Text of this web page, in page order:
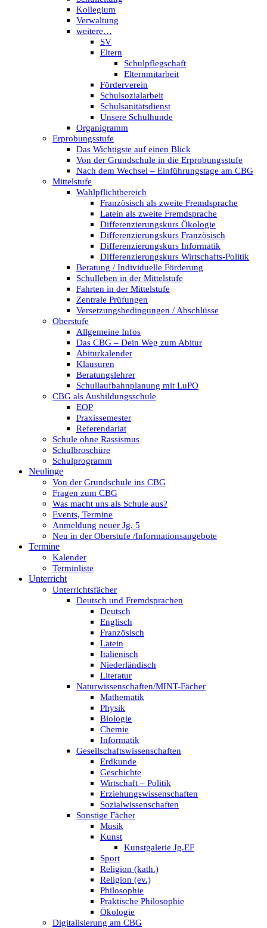
Kollegium
Verwaltung
weitere…
SV
Eltern
Schulpflegschaft
Elternmitarbeit
Förderverein
Schulsozialarbeit
Schulsanitätsdienst
Unsere Schulhunde
Organigramm
Erprobungsstufe
Das Wichtigste auf einen Blick
Von der Grundschule in die Erprobungsstufe
Nach dem Wechsel – Einführungstage am CBG
Mittelstufe
Wahlpflichtbereich
Französisch als zweite Fremdsprache
Latein als zweite Fremdsprache
Differenzierungskurs Ökologie
Differenzierungskurs Französisch
Differenzierungskurs Informatik
Differenzierungskurs Wirtschafts-Politik
Beratung / Individuelle Förderung
Schulleben in der Mittelstufe
Fahrten in der Mittelstufe
Zentrale Prüfungen
Versetzungsbedingungen / Abschlüsse
Oberstufe
Allgemeine Infos
Das CBG – Dein Weg zum Abitur
Abiturkalender
Klausuren
Beratungslehrer
Schullaufbahnplanung mit LuPO
CBG als Ausbildungsschule
EOP
Praxissemester
Referendariat
Schule ohne Rassismus
Schulbroschüre
Schulprogramm
Neulinge
Von der Grundschule ins CBG
Fragen zum CBG
Was macht uns als Schule aus?
Events, Termine
Anmeldung neuer Jg. 5
Neu in der Oberstufe /Informationsangebote
Termine
Kalender
Terminliste
Unterricht
Unterrichtsfächer
Deutsch und Fremdsprachen
Deutsch
Englisch
Französisch
Latein
Italienisch
Niederländisch
Literatur
Naturwissenschaften/MINT-Fächer
Mathematik
Physik
Biologie
Chemie
Informatik
Gesellschaftswissenschaften
Erdkunde
Geschichte
Wirtschaft – Politik
Erziehungswissenschaften
Sozialwissenschaften
Sonstige Fächer
Musik
Kunst
Kunstgalerie Jg.EF
Sport
Religion (kath.)
Religion (ev.)
Philosophie
Praktische Philosophie
Ökologie
Digitalisierung am CBG